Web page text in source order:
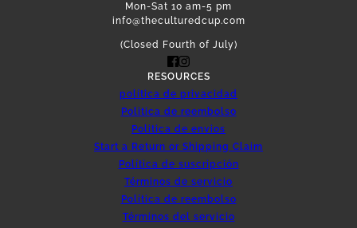
Mon-Sat 10 am-5 pm
info@theculturedcup.com
(Closed Fourth of July)
RESOURCES
política de privacidad
Politica de reembolso
Politica de envios
Start a Return or Shipping Claim
Política de suscripción
Términos de servicio
Política de reembolso
Términos del servicio